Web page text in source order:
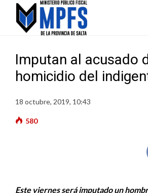
Imputan al acusado
homicidio del
18 octubre, 2019, 10:43
580
Este viernes será imputado un